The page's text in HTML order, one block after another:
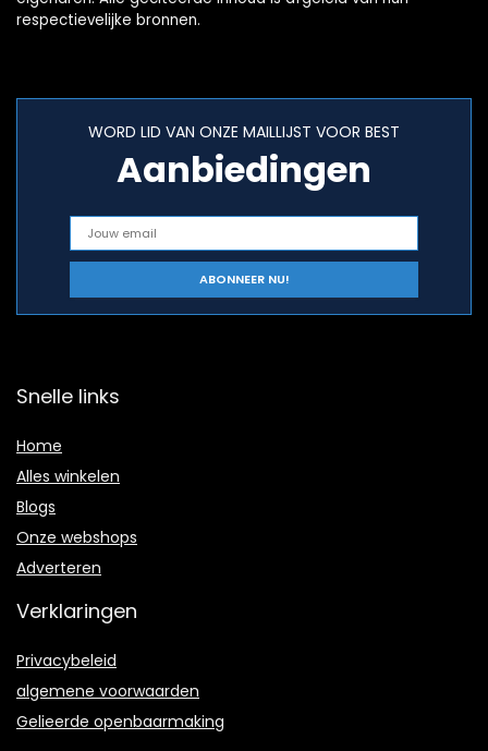
respectievelijke bronnen.
WORD LID VAN ONZE MAILLIJST VOOR BEST
Aanbiedingen
Snelle links
Home
Alles winkelen
Blogs
Onze webshops
Adverteren
Verklaringen
Privacybeleid
algemene voorwaarden
Gelieerde openbaarmaking